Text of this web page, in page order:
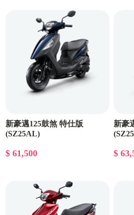
新豪邁125鼓煞 特仕版
(SZ25AL)
$ 61,500
新豪
$